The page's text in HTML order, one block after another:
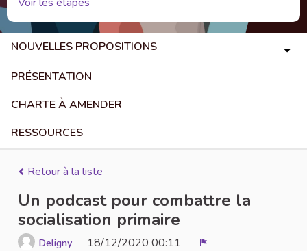
NOUVELLES PROPOSITIONS
PRÉSENTATION
CHARTE À AMENDER
RESSOURCES
Retour à la liste
Un podcast pour combattre la
socialisation primaire
Deligny 18/12/2020 00:11